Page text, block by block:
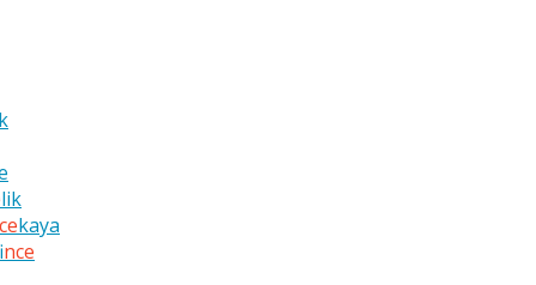
k
lik
kaya
nce